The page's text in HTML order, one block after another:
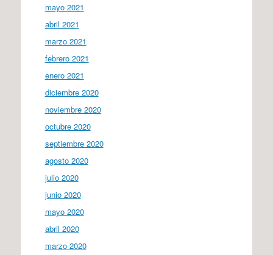
mayo 2021
abril 2021
marzo 2021
febrero 2021
enero 2021
diciembre 2020
noviembre 2020
octubre 2020
septiembre 2020
agosto 2020
julio 2020
junio 2020
mayo 2020
abril 2020
marzo 2020